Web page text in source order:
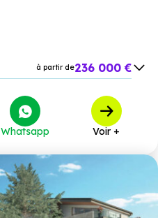
à partir de236 000 €
à partir de 395 000 €
à partir de 450 000 €
à partir de829 000 €
Whatsapp Voir +